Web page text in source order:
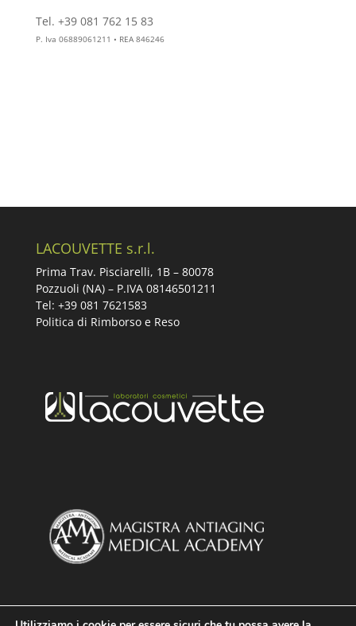
Tel. +39 081 762 15 83
P. Iva 06889061211 • REA 846246
LACOUVETTE s.r.l.
Prima Trav. Pisciarelli, 1B – 80078
Pozzuoli (NA) – P.IVA 08146501211
Tel: +39 081 7621583
Politica di Rimborso e Reso